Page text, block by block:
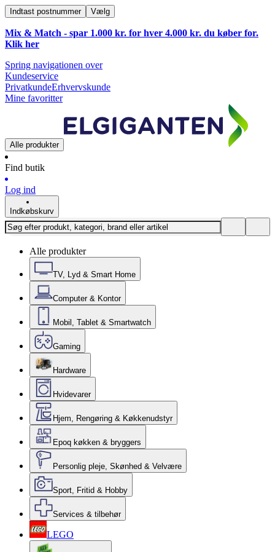
Indtast postnummer Vælg
Mix & Match - spar 1.000 kr. for hver 4.000 kr. du køber for.
Klik her
Spring navigationen over
Kundeservice
PrivatkundeErhvervskunde
Mine favoritter
Alle produkter
Find butik
Log ind
Indkøbskurv
Alle produkter
TV, Lyd & Smart Home
Computer & Kontor
Mobil, Tablet & Smartwatch
Gaming
Hardware
Hvidevarer
Hjem, Rengøring & Køkkenudstyr
Epoq køkken & bryggers
Personlig pleje, Skønhed & Velvære
Sport, Fritid & Hobby
Services & tilbehør
LEGO